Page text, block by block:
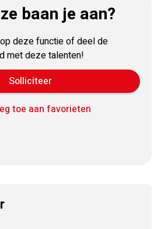
baan je aan?
deze functie of deel de
met deze talenten!
Solliciteer
toe aan favorieten